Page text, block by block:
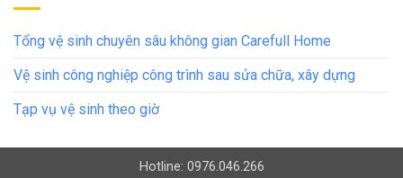
Tổng vệ sinh chuyên sâu không gian Carefull Home
Vệ sinh công nghiệp công trình sau sửa chữa, xây dựng
Tạp vụ vệ sinh theo giờ
Hotline: 0976.046.266